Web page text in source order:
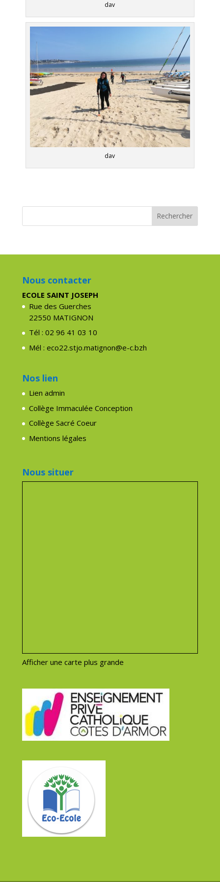
dav
dav
Nous contacter
ECOLE SAINT JOSEPH
Rue des Guerches
22550 MATIGNON
Tél : 02 96 41 03 10
Mél : eco22.stjo.matignon@e-c.bzh
Nos lien
Lien admin
Collège Immaculée Conception
Collège Sacré Coeur
Mentions légales
Nous situer
Afficher une carte plus grande